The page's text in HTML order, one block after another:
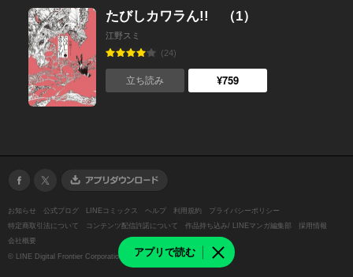
アプリで読む
たびしカワラん!! （1）
江野スミ
(24)
立ち読み ¥759
お知らせ 公式ブログ LINEコミックス ヘルプ 利用規約
プライバシーポリシー
特定商取引法について
コンテンツ配信許諾について 作品持ち込み/ LINEマンガ編集部
採用情報
会社概要
© LINE Digital Frontier Corporation